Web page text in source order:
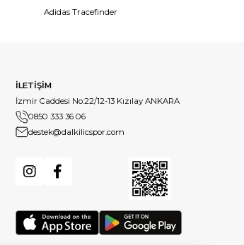
Adidas Tracefinder
İLETİŞİM
İzmir Caddesi No:22/12-13 Kızılay ANKARA
0850 333 36 06
destek@dalkilicspor.com